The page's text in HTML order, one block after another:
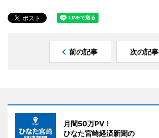
前の記事 次の記事
月間50万PV！
ひなた宮崎経済新聞の